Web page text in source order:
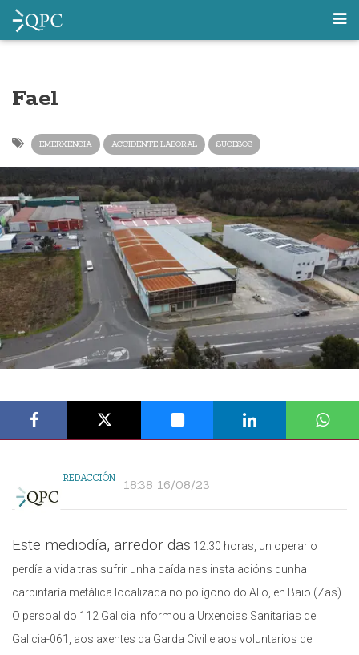
Fael
EMERXENCIA ACCIDENTE LABORAL SUCESOS
REDACCIÓN 18:38 16/08/23
Este mediodía, arredor das 12:30 horas, un operario
perdía a vida tras sufrir unha caída nas instalacións dunha
carpintaría metálica localizada no polígono do Allo, en Baio (Zas).
O persoal do 112 Galicia informou a Urxencias Sanitarias de
Galicia-061, aos axentes da Garda Civil e aos voluntarios de